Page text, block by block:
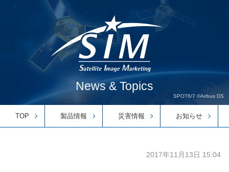
News & Topics
SPOT6/7 ©Airbus DS
TOP 製品情報 災害情報 お知らせ
2017年11月13日 15:04